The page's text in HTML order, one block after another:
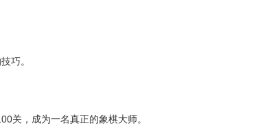
巧。
关，成为一名真正的象棋大师。